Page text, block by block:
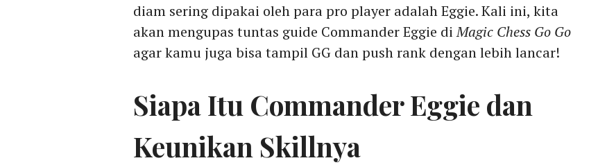
diam sering dipakai oleh para pro player adalah Eggie. Kali ini, kita
akan mengupas tuntas guide Commander Eggie diMagic Chess Go Go
agar kamu juga bisa tampil GG dan push rank dengan lebih lancar!
Siapa Itu Commander Eggie dan
Keunikan Skillnya